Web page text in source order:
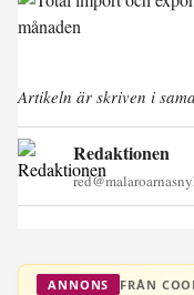
Artikeln är skriven i
Redaktionen
ANNONS FRÅN